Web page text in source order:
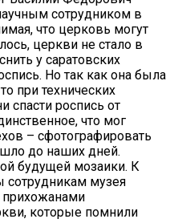
сотрудником в
что церковь могут
церкви не стало в
у саратовских
Но так как она была
при технических
спасти роспись от
что мог
– сфотографировать
до наших дней.
будущей мозаики. К
сотрудникам музея
прихожанами
которые помнили